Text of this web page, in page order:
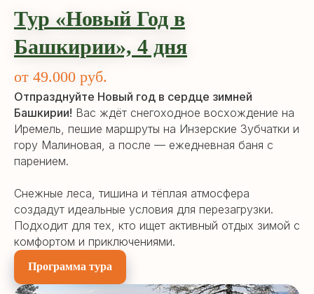
Тур «Новый Год в
Башкирии», 4 дня
от 49.000 руб.
Отпразднуйте Новый год в сердце зимней
Башкирии! Вас ждёт снегоходное восхождение на
Иремель, пешие маршруты на Инзерские Зубчатки и
гору Малиновая, а после — ежедневная баня с
парением.
Снежные леса, тишина и тёплая атмосфера
создадут идеальные условия для перезагрузки.
Подходит для тех, кто ищет активный отдых зимой с
комфортом и приключениями.
Программа тура